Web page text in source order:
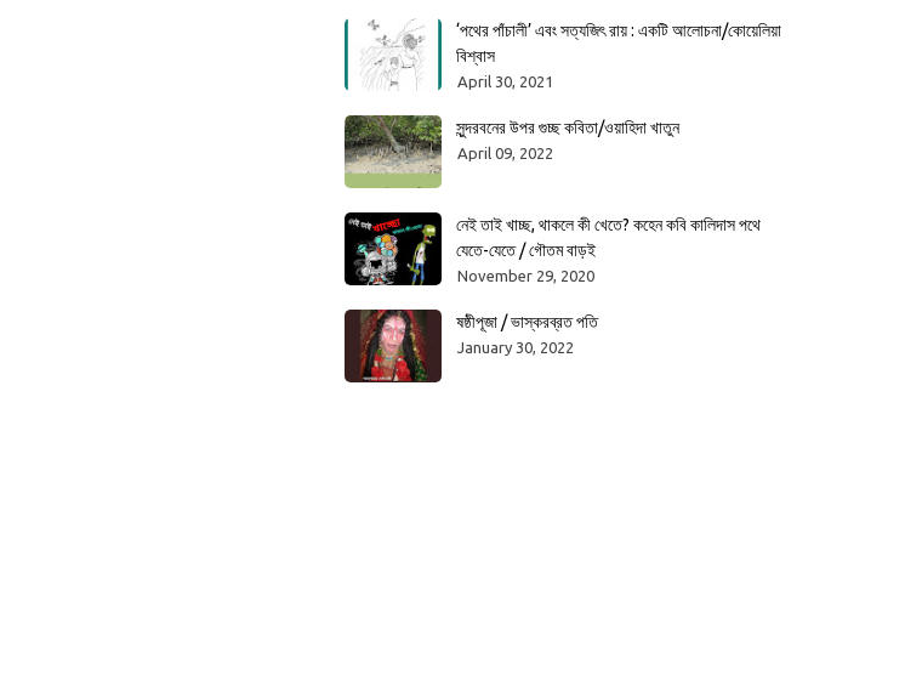
‘পথের পাঁচালী’ এবং সত্যজিৎ রায় : একটি আলোচনা/কোয়েলিয়া
বিশ্বাস
April 30, 2021
সুন্দরবনের উপর গুচ্ছ কবিতা/ওয়াহিদা খাতুন
April 09, 2022
নেই তাই খাচ্ছ, থাকলে কী খেতে? কহেন কবি কালিদাস পথে
যেতে-যেতে / গৌতম বাড়ই
November 29, 2020
ষষ্ঠীপূজা / ভাস্করব্রত পতি
January 30, 2022